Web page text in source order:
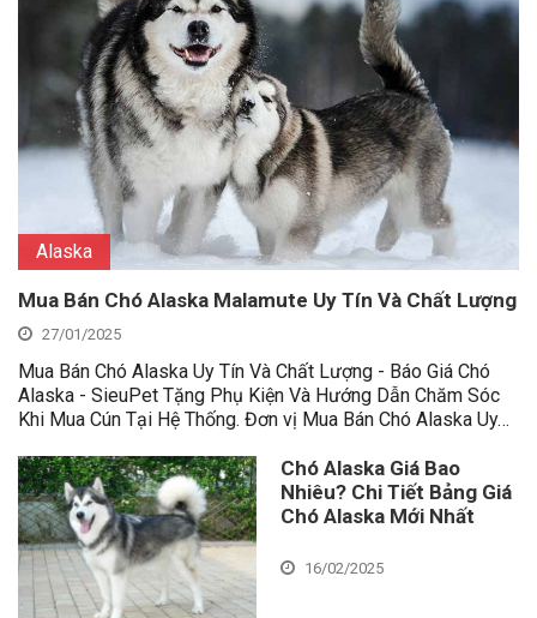
Alaska
Mua Bán Chó Alaska Malamute Uy Tín Và Chất Lượng
27/01/2025
Mua Bán Chó Alaska Uy Tín Và Chất Lượng - Báo Giá Chó
Alaska - SieuPet Tặng Phụ Kiện Và Hướng Dẫn Chăm Sóc
Khi Mua Cún Tại Hệ Thống. Đơn vị Mua Bán Chó Alaska Uy…
Chó Alaska Giá Bao
Nhiêu? Chi Tiết Bảng Giá
Chó Alaska Mới Nhất
16/02/2025